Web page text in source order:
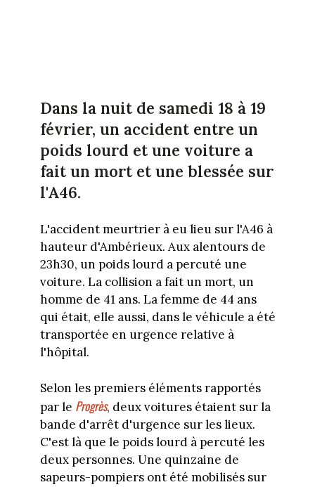
Dans la nuit de samedi 18 à 19
février, un accident entre un
poids lourd et une voiture a
fait un mort et une blessée sur
l'A46.
L'accident meurtrier à eu lieu sur l'A46 à
hauteur d'Ambérieux. Aux alentours de
23h30, un poids lourd a percuté une
voiture. La collision a fait un mort, un
homme de 41 ans. La femme de 44 ans
qui était, elle aussi, dans le véhicule a été
transportée en urgence relative à
l'hôpital.
Selon les premiers éléments rapportés
par le Progrès, deux voitures étaient sur la
bande d'arrêt d'urgence sur les lieux.
C'est là que le poids lourd à percuté les
deux personnes. Une quinzaine de
sapeurs-pompiers ont été mobilisés sur